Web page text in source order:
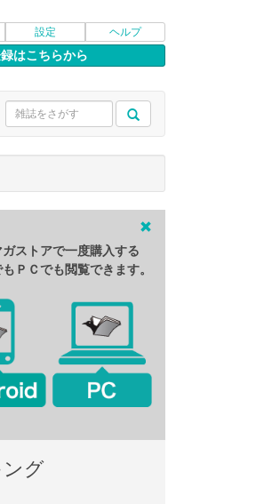
設定 ヘルプ
はこちらから
ストアで一度購入する
ＰＣでも閲覧できます。
グ